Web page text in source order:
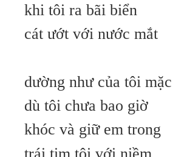
khi tôi ra bãi biển
cát ướt với nước mắt
dường như của tôi mặc
dù tôi chưa bao giờ
khóc và giữ em trong
trái tim tôi với niềm